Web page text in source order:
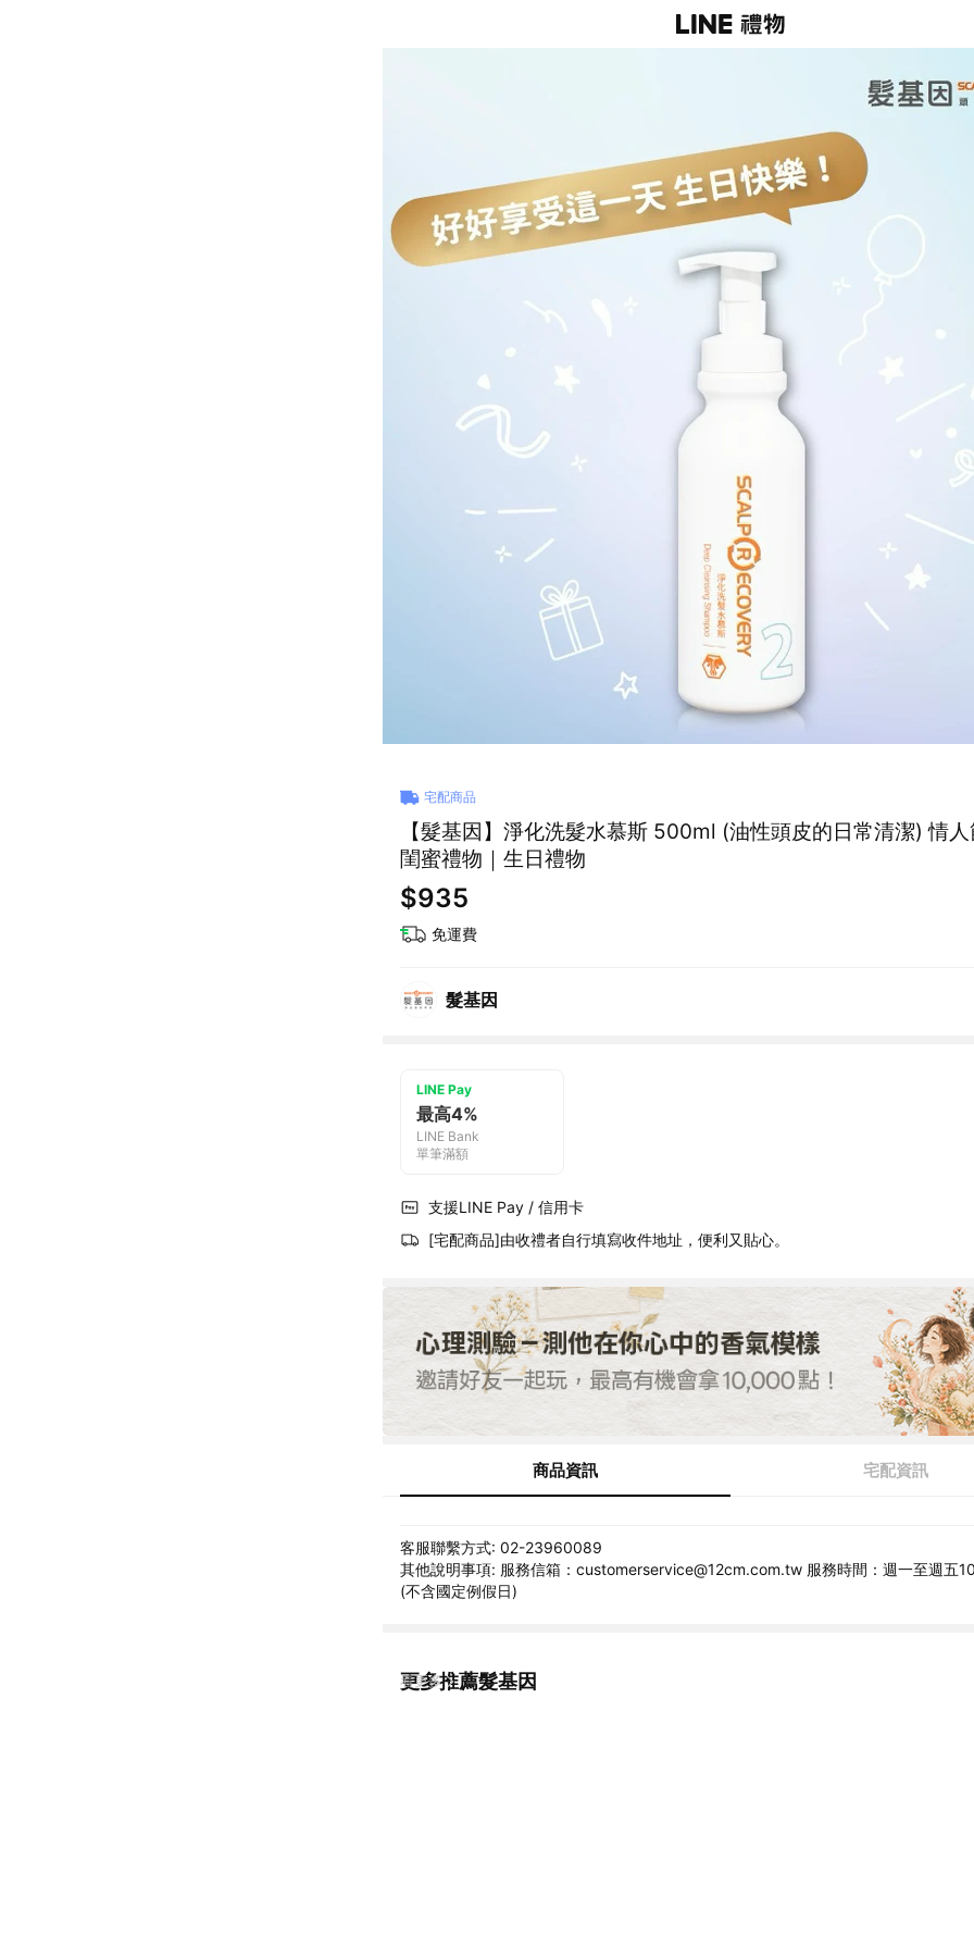
宅配商品
【髮基因】淨化洗髮水慕斯 500ml (油性頭皮的日常清潔) 情人
閨蜜禮物｜生日禮物
$935
免運費
髮基因
LINE Pay
最高4%
LINE Bank
單筆滿額
支援LINE Pay / 信用卡
[宅配商品]由收禮者自行填寫收件地址，便利又貼心。
商品資訊 宅配資訊
客服聯繫方式: 02-23960089
其他說明事項: 服務信箱：customerservice@12cm.com.tw 服務時間：週一至週五
(不含國定例假日)
更多推薦髮基因
看更多